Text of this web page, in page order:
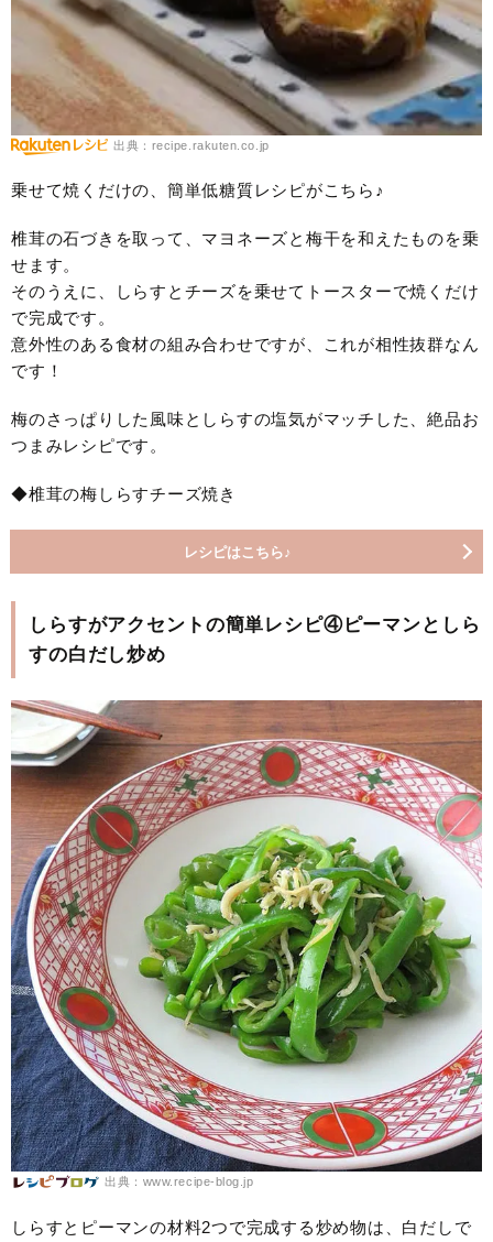
出典：recipe.rakuten.co.jp
乗せて焼くだけの、簡単低糖質レシピがこちら♪
椎茸の石づきを取って、マヨネーズと梅干を和えたものを乗
せます。
そのうえに、しらすとチーズを乗せてトースターで焼くだけ
で完成です。
意外性のある食材の組み合わせですが、これが相性抜群なん
です！
梅のさっぱりした風味としらすの塩気がマッチした、絶品お
つまみレシピです。
◆椎茸の梅しらすチーズ焼き
レシピはこちら♪
しらすがアクセントの簡単レシピ④ピーマンとしら
すの白だし炒め
出典：www.recipe-blog.jp
しらすとピーマンの材料2つで完成する炒め物は、白だしで